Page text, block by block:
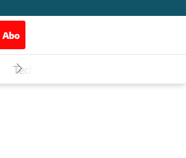
Abo
Tech & Zukunft